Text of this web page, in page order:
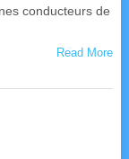
conducteurs de
Read More